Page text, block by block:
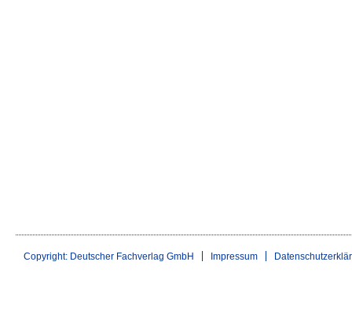
Copyright: Deutscher Fachverlag GmbH Impressum